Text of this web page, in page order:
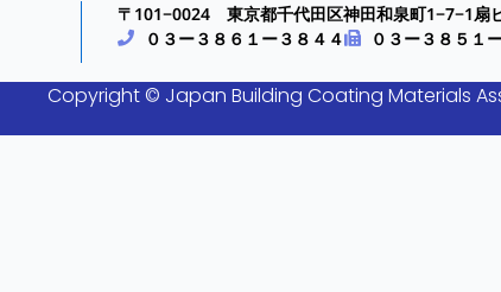
〒101−0024 東京都千代田区神田和泉町1−7−1扇
０３ー３８６１ー３８４４
０３ー３８５１
Copyright © Japan Building Coating Materials